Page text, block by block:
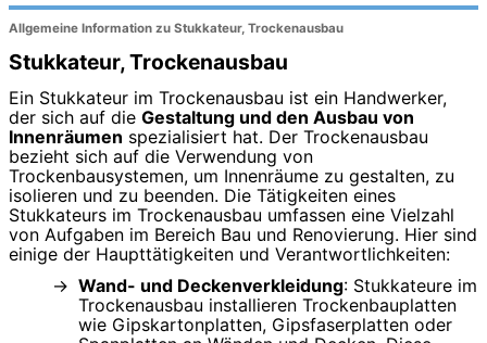
Allgemeine Information zu Stukkateur, Trockenausbau
Stukkateur, Trockenausbau
Ein Stukkateur im Trockenausbau ist ein Handwerker,
der sich auf die Gestaltung und den Ausbau von
Innenräumen spezialisiert hat. Der Trockenausbau
bezieht sich auf die Verwendung von
Trockenbausystemen, um Innenräume zu gestalten, zu
isolieren und zu beenden. Die Tätigkeiten eines
Stukkateurs im Trockenausbau umfassen eine Vielzahl
von Aufgaben im Bereich Bau und Renovierung. Hier sind
einige der Haupttätigkeiten und Verantwortlichkeiten:
Wand- und Deckenverkleidung: Stukkateure im
Trockenausbau installieren Trockenbauplatten
wie Gipskartonplatten, Gipsfaserplatten oder